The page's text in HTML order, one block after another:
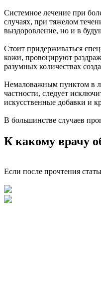
Системное лечение при
случаях, при тяжелом
выздоровление, но и в
Стоит придерживаться
кожи, провоцируют
разумных количествах
Немаловажным пунктом в
частности, следует
искусственные добавки и
В большинстве случаев
К какому врачу
Если после прочтения